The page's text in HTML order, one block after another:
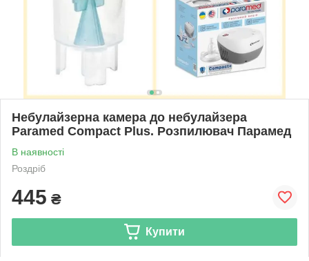
Небулайзерна камера до небулайзера
Paramed Compact Plus. Розпилювач Парамед
В наявності
Роздріб
445 ₴
Купити